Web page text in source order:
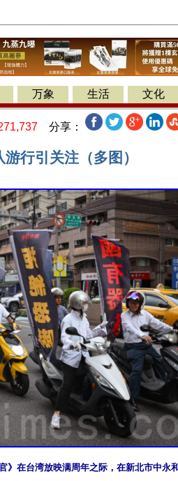
万象 生活 文化
分享：
行引关注（多图）
》在台湾放映满周年之际，在新北市中永